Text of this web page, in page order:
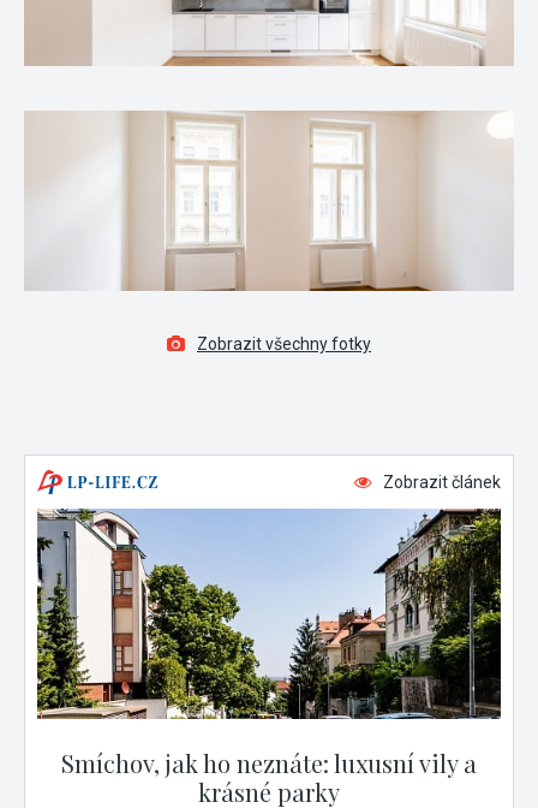
Zobrazit všechny fotky
Zobrazit článek
Smíchov, jak ho neznáte: luxusní vily a
krásné parky